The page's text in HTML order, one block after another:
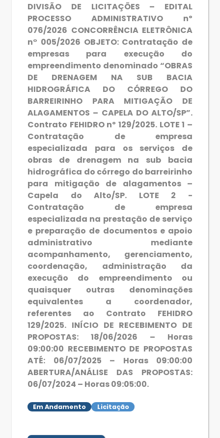
DIVISÃO DE LICITAÇÕES – EDITAL
PROCESSO ADMINISTRATIVO nº
076/2026 CONCORRÊNCIA ELETRÔNICA
n° 005/2026 OBJETO: Contratação de
empresas para execução do
empreendimento denominado “OBRAS
DE DRENAGEM NA SUB BACIA
HIDROGRÁFICA DO CÓRREGO DO
BARREIRINHO PARA MITIGAÇÃO DE
ALAGAMENTOS – CAPELA DO ALTO/SP”.
Contrato FEHIDRO nº 129/2025. LOTE 1 –
Contratação de empresa
especializada para os serviços de
obras de drenagem na sub bacia
hidrográfica do córrego do barreirinho
para mitigação de alagamentos –
Capela do Alto/SP. LOTE 2 -
Contratação de empresa
especializada na prestação de serviço
e preparação de documentos e apoio
administrativo mediante
acompanhamento, gerenciamento,
coordenação, administração da
execução do empreendimento ou
quaisquer outras denominações
equivalentes a coordenador,
referentes ao Contrato FEHIDRO
129/2025. INÍCIO DE RECEBIMENTO DE
PROPOSTAS: 18/06/2026 – Horas
09:00:00 RECEBIMENTO DE PROPOSTAS
ATÉ: 06/07/2025 – Horas 09:00:00
ABERTURA/ANÁLISE DAS PROPOSTAS:
06/07/2024 – Horas 09:05:00.
Em Andamento Licitação